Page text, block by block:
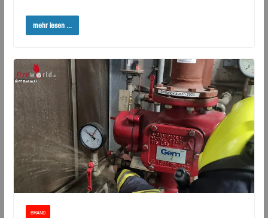
mehr lesen ...
BRAND